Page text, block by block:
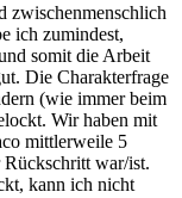
zwischenmenschlich
ich zumindest,
somit die Arbeit
Die Charakterfrage
(wie immer beim
Wir haben mit
mittlerweile 5
war/ist.
kann ich nicht